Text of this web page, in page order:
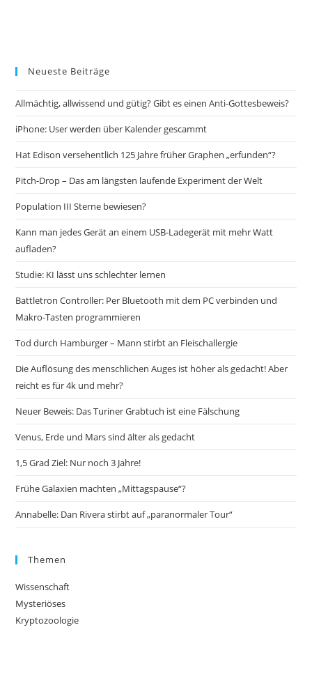
Neueste Beiträge
Allmächtig, allwissend und gütig? Gibt es einen Anti-Gottesbeweis?
iPhone: User werden über Kalender gescammt
Hat Edison versehentlich 125 Jahre früher Graphen „erfunden“?
Pitch-Drop – Das am längsten laufende Experiment der Welt
Population III Sterne bewiesen?
Kann man jedes Gerät an einem USB-Ladegerät mit mehr Watt
aufladen?
Studie: KI lässt uns schlechter lernen
Battletron Controller: Per Bluetooth mit dem PC verbinden und
Makro-Tasten programmieren
Tod durch Hamburger – Mann stirbt an Fleischallergie
Die Auflösung des menschlichen Auges ist höher als gedacht! Aber
reicht es für 4k und mehr?
Neuer Beweis: Das Turiner Grabtuch ist eine Fälschung
Venus, Erde und Mars sind älter als gedacht
1,5 Grad Ziel: Nur noch 3 Jahre!
Frühe Galaxien machten „Mittagspause“?
Annabelle: Dan Rivera stirbt auf „paranormaler Tour“
Themen
Wissenschaft
Mysteriöses
Kryptozoologie